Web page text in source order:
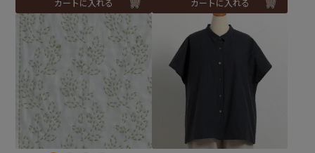
カートに入れる カートに入れる